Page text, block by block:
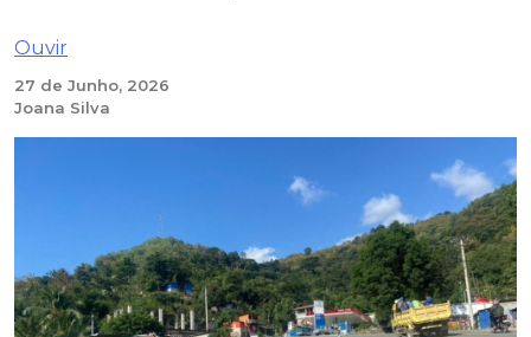
Ouvir
27 de Junho, 2026
Joana Silva